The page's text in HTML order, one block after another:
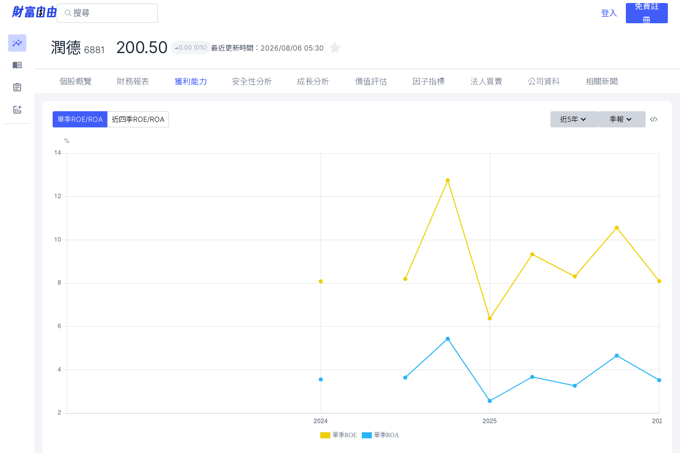
登入
免費註
冊
潤德 6881 200.50 0.00 (0%) 最近更新時間： 2026/08/06 05:30
個股概覽 財務報表 獲利能力 安全性分析 成長分析 價值評估 因子指標 法人買賣 公司資料 相關新聞
單季ROE/ROA 近四季ROE/ROA 近5年 季報
單季ROE 單季ROA